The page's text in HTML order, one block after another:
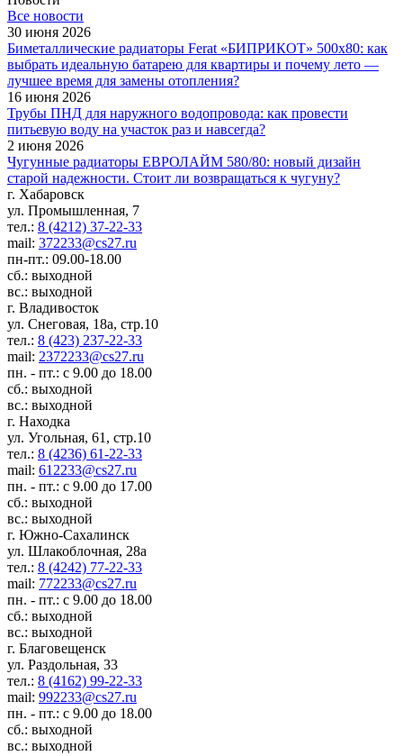
Все новости
30 июня 2026
Биметаллические радиаторы Ferat «БИПРИКОТ» 500x80: как
выбрать идеальную батарею для квартиры и почему лето —
лучшее время для замены отопления?
16 июня 2026
Трубы ПНД для наружного водопровода: как провести
питьевую воду на участок раз и навсегда?
2 июня 2026
Чугунные радиаторы ЕВРОЛАЙМ 580/80: новый дизайн
старой надежности. Стоит ли возвращаться к чугуну?
г. Хабаровск
ул. Промышленная, 7
тел.: 8 (4212) 37-22-33
mail: 372233@cs27.ru
пн-пт.: 09.00-18.00
сб.: выходной
вс.: выходной
г. Владивосток
ул. Снеговая, 18а, стр.10
тел.: 8 (423) 237-22-33
mail: 2372233@cs27.ru
пн. - пт.: с 9.00 до 18.00
сб.: выходной
вс.: выходной
г. Находка
ул. Угольная, 61, стр.10
тел.: 8 (4236) 61-22-33
mail: 612233@cs27.ru
пн. - пт.: с 9.00 до 17.00
сб.: выходной
вс.: выходной
г. Южно-Сахалинск
ул. Шлакоблочная, 28а
тел.: 8 (4242) 77-22-33
mail: 772233@cs27.ru
пн. - пт.: с 9.00 до 18.00
сб.: выходной
вс.: выходной
г. Благовещенск
ул. Раздольная, 33
тел.: 8 (4162) 99-22-33
mail: 992233@cs27.ru
пн. - пт.: с 9.00 до 18.00
сб.: выходной
вс.: выходной